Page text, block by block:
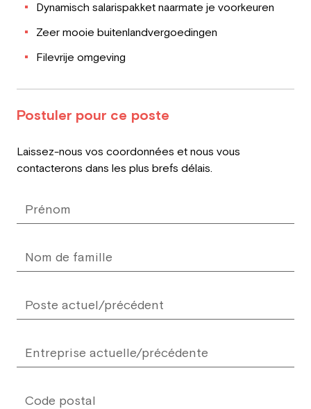
Dynamisch salarispakket naarmate je voorkeuren
Zeer mooie buitenlandvergoedingen
Filevrije omgeving
Postuler pour ce poste
Laissez-nous vos coordonnées et nous vous
contacterons dans les plus brefs délais.